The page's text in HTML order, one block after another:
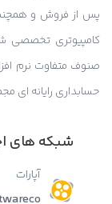
پس از فروش و
کامپیوتری تخصصی
صنوف متفاوت نرم
حسابداری رایانه ای
شبکه های
آپارات